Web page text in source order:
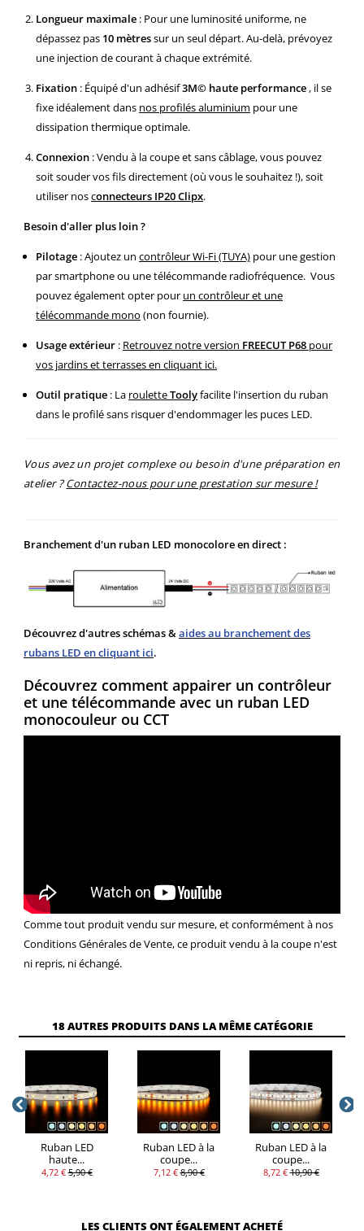
Longueur maximale : Pour une luminosité uniforme, ne
dépassez pas 10 mètressur un seul départ. Au-delà, prévoyez
une injection de courant à chaque extrémité.
Fixation : Équipé d'un adhésif3M© haute performance, il se
fixe idéalement dans nos profilés aluminium pour une
dissipation thermique optimale.
Connexion :Vendu à la coupe et sans câblage, vous pouvez
soit souder vos fils directement (où vous le souhaitez !), soit
utiliser nosconnecteurs IP20 Clipx.
Besoin d'aller plus loin ?
Pilotage :Ajoutez un contrôleur Wi-Fi (TUYA) pour une gestion
par smartphone ou une télécommande radiofréquence. Vous
pouvez également opter pour un contrôleur et une
télécommande mono (non fournie).
Usage extérieur : Retrouvez notre version FREECUT P68 pour
vos jardins et terrasses en cliquant ici.
Outil pratique : La rouletteToolyfacilite l'insertion du ruban
dans le profilé sans risquer d'endommager les puces LED.
Vous avez un projet complexe ou besoin d'une préparation en
atelier ?Contactez-nous pour une prestation sur mesure !
Branchement d'un ruban LED monocolore en direct :
Découvrez d'autres schémas &aides au branchement des
rubans LED en cliquant ici.
Découvrez comment appairer un contrôleur
et une télécommande avec un ruban LED
monocouleur ou CCT
Comme tout produit vendu sur mesure, et conformément à nos
Conditions Générales de Vente, ce produit vendu à la coupe n'est
ni repris, ni échangé.
18 AUTRES PRODUITS DANS LA MÊME CATÉGORIE
Ruban LED
haute...
4,72 € 5,90 €
Ruban LED à la
coupe...
7,12 € 8,90 €
Ruban LED à la
coupe...
8,72 € 10,90 €
LES CLIENTS ONT ÉGALEMENT ACHETÉ